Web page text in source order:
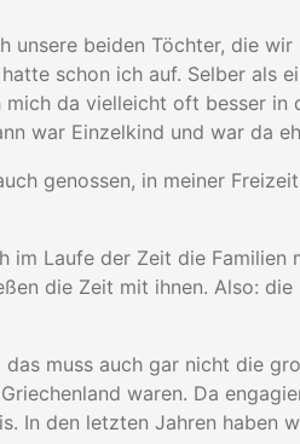
unsere beiden Töchter, die
schon ich auf. Selber als
da vielleicht oft besser in
war Einzelkind und war da
genossen, in meiner
im Laufe der Zeit die Familien
die Zeit mit ihnen. Also:
muss auch gar nicht die
waren. Da
In den letzten Jahren haben